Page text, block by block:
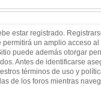
estar registrado.
un amplio acceso al
puede además otorgar
Antes de identificarse
términos de uso y
de los foros mientras